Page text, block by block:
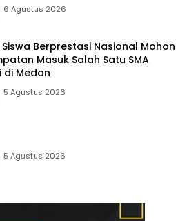
6 Agustus 2026
Berprestasi Nasional Mohon
Masuk Salah Satu SMA
di Medan
5 Agustus 2026
5 Agustus 2026